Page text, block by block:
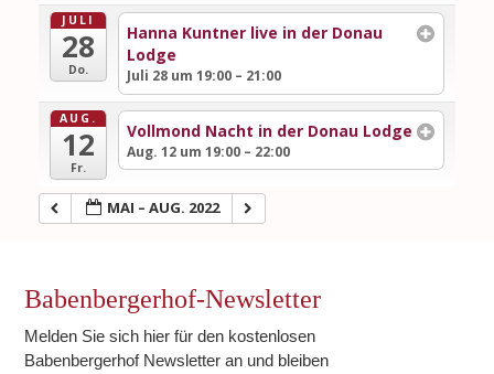
JULI
28
Do.
Hanna Kuntner live in der Donau
Lodge
Juli 28 um 19:00 – 21:00
AUG.
12
Fr.
Vollmond Nacht in der Donau Lodge
Aug. 12 um 19:00 – 22:00
MAI – AUG. 2022
Babenbergerhof-Newsletter
Melden Sie sich hier für den kostenlosen
Babenbergerhof Newsletter an und bleiben